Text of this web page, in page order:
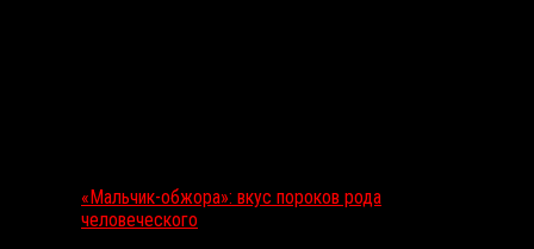
«Мальчик-обжора»: вкус пороков рода
человеческого